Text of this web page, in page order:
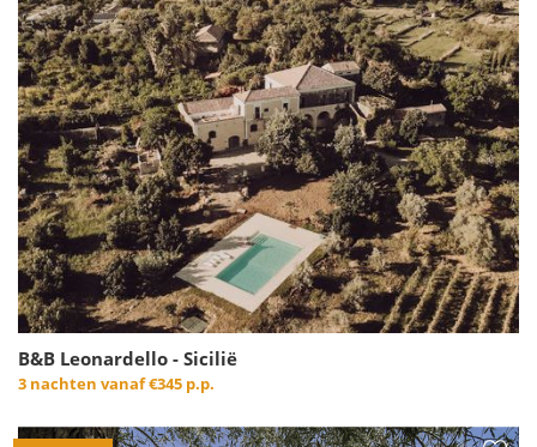
B&B Leonardello - Sicilië
3 nachten vanaf€345 p.p.